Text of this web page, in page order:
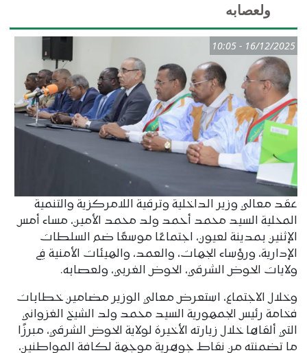
ولعصابه
16/12/2025 - 10:05
عقد معالي وزير الداخلية وترقية اللامركزية والتنمية
المحلية السيد محمد أحمد ولد محمد الأمين، مساء أمس
الإثنين بمدينة لعيون، اجتماعًا موسعًا ضم السلطات
الإدارية، ورؤساء الجهات، والعمد، والهيئات الأمنية في
ولايات الحوض الشرقي، الحوض الغربي، ولعصابه.
وخلال الاجتماع، استعرض معالي الوزير مضامين خطابات
فخامة رئيس الجمهورية السيد محمد ولد الشيخ الغزواني
التي ألقاها خلال زيارته الأخيرة لولاية الحوض الشرقي، مبرزًا
ما تضمنته من نقاط جوهرية موجهة لكافة المواطنين،